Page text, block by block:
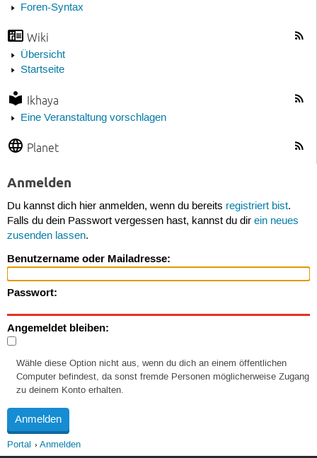
Foren-Syntax
Wiki
Übersicht
Startseite
Ikhaya
Eine Veranstaltung vorschlagen
Planet
Anmelden
Du kannst dich hier anmelden, wenn du bereits registriert bist.
Falls du dein Passwort vergessen hast, kannst du dir ein neues
zusenden lassen.
Benutzername oder Mailadresse:
Passwort:
Angemeldet bleiben:
Wähle diese Option nicht aus, wenn du dich an einem öffentlichen
Computer befindest, da sonst fremde Personen möglicherweise Zugang
zu deinem Konto erhalten.
Portal Anmelden